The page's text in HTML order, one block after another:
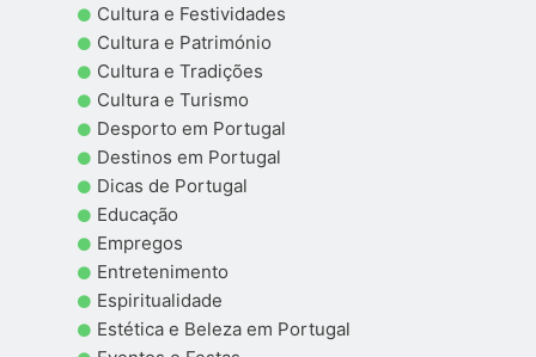
Cultura e Festividades
Cultura e Património
Cultura e Tradições
Cultura e Turismo
Desporto em Portugal
Destinos em Portugal
Dicas de Portugal
Educação
Empregos
Entretenimento
Espiritualidade
Estética e Beleza em Portugal